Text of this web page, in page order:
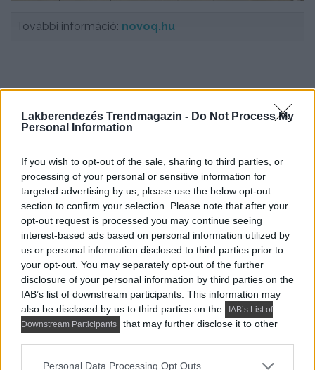
Lakberendezés Trendmagazin - Do Not Process My
Personal Information
If you wish to opt-out of the sale, sharing to third parties, or
processing of your personal or sensitive information for
targeted advertising by us, please use the below opt-out
section to confirm your selection. Please note that after your
opt-out request is processed you may continue seeing
interest-based ads based on personal information utilized by
us or personal information disclosed to third parties prior to
your opt-out. You may separately opt-out of the further
disclosure of your personal information by third parties on the
IAB’s list of downstream participants. This information may
also be disclosed by us to third parties on the
IAB’s List of
Downstream Participants
that may further disclose it to other
Please note that this website/app uses one or more Google
Personal Data Processing Opt Outs
További információ: novoq.hu
Kedveled a Lakbermagazint? Állítsd be itt, hogy előrébb
jelenjenek meg cikkeink a Google-találataidban.
címkék: ázsiai lakásdekoráció
bútor
klasszikus lakberendezés
lakásdekoráció
lakberendezési ötletek
lakberendezési stílus loft